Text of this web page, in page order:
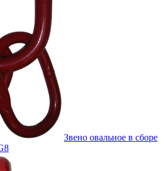
Звено овальное в сборе